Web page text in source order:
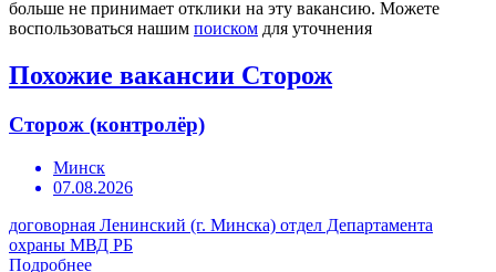
больше не принимает отклики на эту вакансию. Можете
воспользоваться нашим поиском для уточнения
Похожие вакансии Сторож
Сторож (контролёр)
Минск
07.08.2026
договорная Ленинский (г. Минска) отдел Департамента
охраны МВД РБ
Подробнее